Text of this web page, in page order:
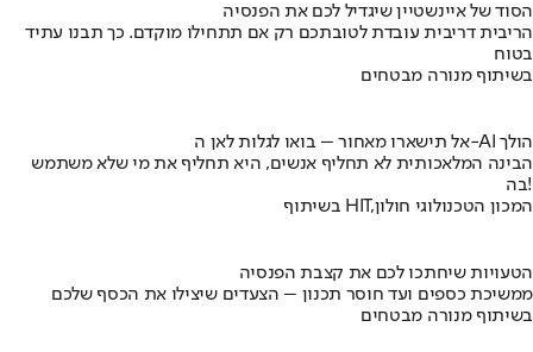
הסוד של איינשטיין שיגדיל לכם את הפנסיה
הריבית דריבית עובדת לטובתכם רק אם תתחילו מוקדם. כך תבנו עתיד
בטוח
בשיתוף מנורה מבטחים
אל תישארו מאחור – בואו לגלות לאן ה-AI הולך
הבינה המלאכותית לא תחליף אנשים, היא תחליף את מי שלא משתמש
בה!
בשיתוף HIT,המכון הטכנולוגי חולון
הטעויות שיחתכו לכם את קצבת הפנסיה
ממשיכת כספים ועד חוסר תכנון – הצעדים שיצילו את הכסף שלכם
בשיתוף מנורה מבטחים